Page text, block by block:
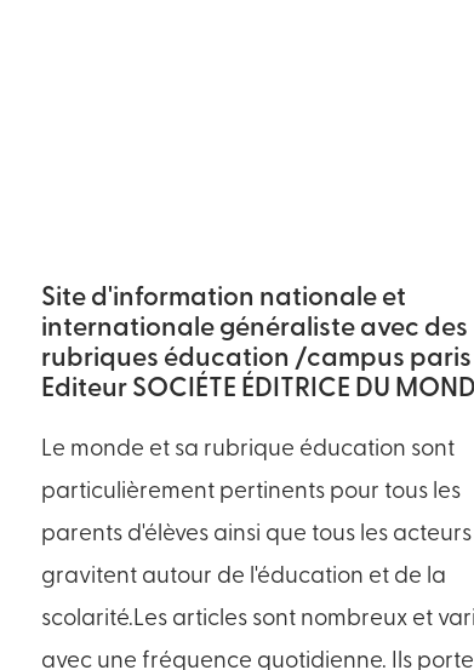
Site d'information nationale et
internationale généraliste avec des
rubriques éducation /campus paris
Editeur SOCIÉTE ÉDITRICE DU
Le monde et sa rubrique éducation sont
particulièrement pertinents pour tous les
parents d'élèves ainsi que tous les
gravitent autour de l'éducation et de la
scolarité.Les articles sont nombreux et
avec une fréquence quotidienne. Ils